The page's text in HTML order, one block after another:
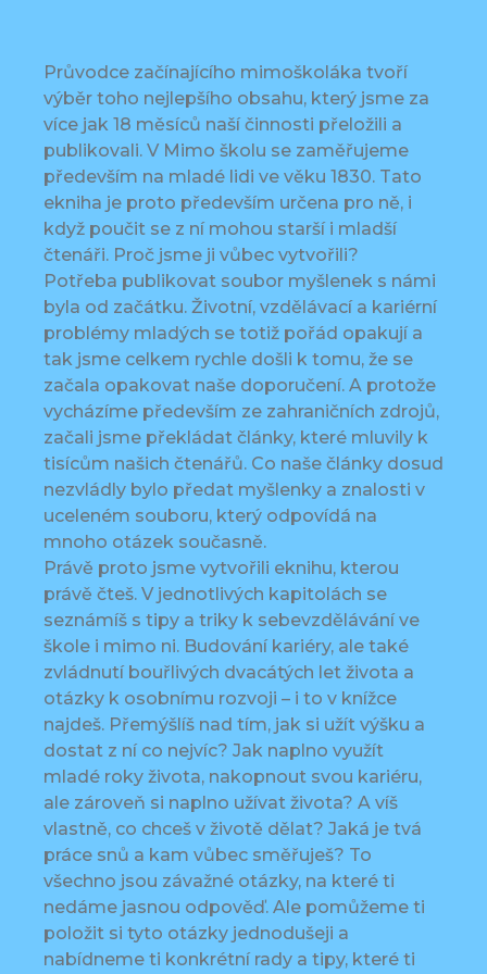
Průvodce začínajícího mimoškoláka tvoří
výběr toho nejlepšího obsahu, který jsme za
více jak 18 měsíců naší činnosti přeložili a
publikovali. V Mimo školu se zaměřujeme
především na mladé lidi ve věku 1830. Tato
ekniha je proto především určena pro ně, i
když poučit se z ní mohou starší i mladší
čtenáři. Proč jsme ji vůbec vytvořili?
Potřeba publikovat soubor myšlenek s námi
byla od začátku. Životní, vzdělávací a kariérní
problémy mladých se totiž pořád opakují a
tak jsme celkem rychle došli k tomu, že se
začala opakovat naše doporučení. A protože
vycházíme především ze zahraničních zdrojů,
začali jsme překládat články, které mluvily k
tisícům našich čtenářů. Co naše články dosud
nezvládly bylo předat myšlenky a znalosti v
uceleném souboru, který odpovídá na
mnoho otázek současně.
Právě proto jsme vytvořili eknihu, kterou
právě čteš. V jednotlivých kapitolách se
seznámíš s tipy a triky k sebevzdělávání ve
škole i mimo ni. Budování kariéry, ale také
zvládnutí bouřlivých dvacátých let života a
otázky k osobnímu rozvoji – i to v knížce
najdeš. Přemýšlíš nad tím, jak si užít výšku a
dostat z ní co nejvíc? Jak naplno využít
mladé roky života, nakopnout svou kariéru,
ale zároveň si naplno užívat života? A víš
vlastně, co chceš v životě dělat? Jaká je tvá
práce snů a kam vůbec směřuješ? To
všechno jsou závažné otázky, na které ti
nedáme jasnou odpověď. Ale pomůžeme ti
položit si tyto otázky jednodušeji a
nabídneme ti konkrétní rady a tipy, které ti